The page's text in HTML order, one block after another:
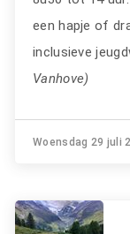
een hapje of
inclusieve
Vanhove)
Woensdag 29 juli